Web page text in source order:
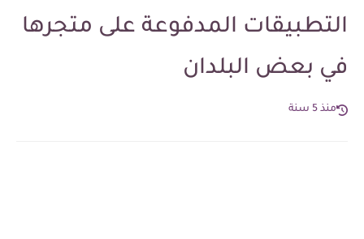
التطبيقات المدفوعة على متجرها
في بعض البلدان
منذ 5 سنة